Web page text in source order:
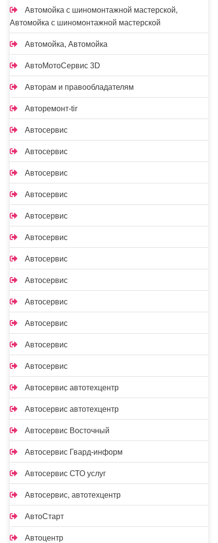
Автомойка с шиномонтажной мастерской,
Автомойка с шиномонтажной мастерской
Автомойка, Автомойка
АвтоМотоСервис 3D
Авторам и правообладателям
Авторемонт-tir
Автосервис
Автосервис
Автосервис
Автосервис
Автосервис
Автосервис
Автосервис
Автосервис
Автосервис
Автосервис
Автосервис
Автосервис
Автосервис автотехцентр
Автосервис автотехцентр
Автосервис Восточный
Автосервис Гвард-информ
Автосервис СТО услуг
Автосервис, автотехцентр
АвтоСтарт
Автоцентр